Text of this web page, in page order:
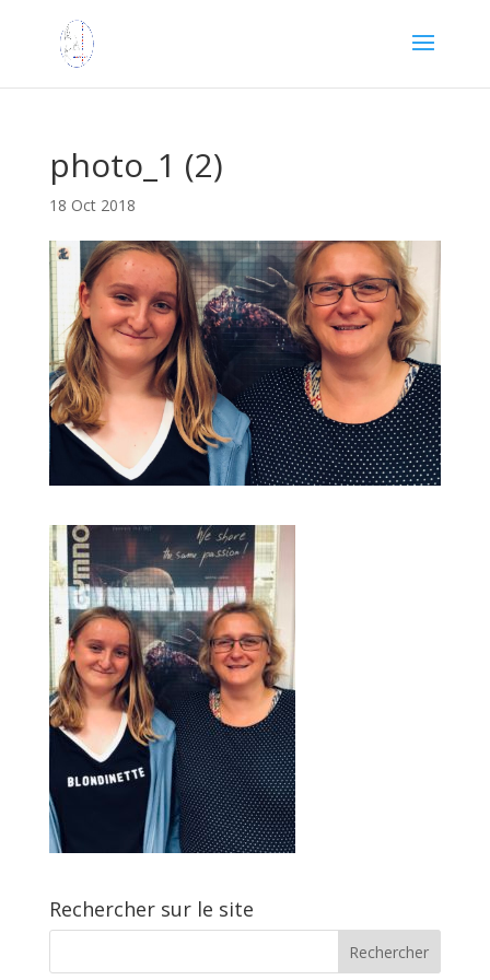
photo_1 (2)
18 Oct 2018
Rechercher sur le site